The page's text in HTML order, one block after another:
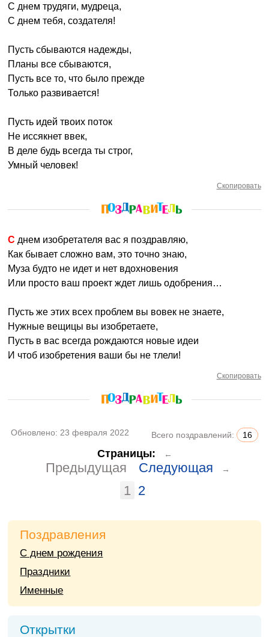
С днем трудяги, мудреца,
С днем тебя, создателя!
Пусть сбываются надежды,
Планы все сбываются,
Пусть все то, что было прежде
Только развивается!
Пусть идей твоих поток
Не иссякнет ввек,
В деле будь всегда ты строг,
Умный человек!
Скопировать
С днем изобретателя вас я поздравляю,
Как бывает сложно вам, это точно знаю,
Муза будто не идет и нет вдохновения
Или просто ваш проект ждет лишь одобрения…
Пусть же этих всех проблем вы вовек не знаете,
Нужные вещицы вы изобретаете,
Пусть в вас всегда рождаются новые идеи
И чтоб изобретения ваши бы не тлели!
Скопировать
Обновлено: 23 февраля 2022 Всего поздравлений: 16
Страницы: ←
Предыдущая Следующая →
1 2
Поздравления
С днем рождения
Праздники
Именные
Открытки